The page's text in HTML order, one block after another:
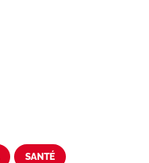
SANTÉ